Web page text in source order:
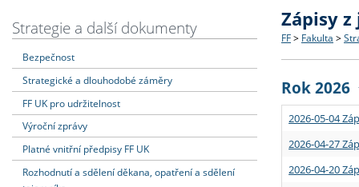
Dozvědět se více
Struktura
Strategie
Podpora
Podat přihlášku
Co
Učitelské
Dozvědět se více
Rigorózní
Dozvědět se více
O vědě a
Granty a
Dozvědět se více
Aktuální
Strategie a další dokumenty
Bezpečnost
Strategické a dlouhodobé záměry
FF UK pro udržitelnost
Výroční zprávy
Platné vnitřní předpisy FF UK
Rozhodnutí a sdělení děkana, opatření a sdělení
Zápisy
FF > Fakulta >
Rok 2026
2026-05-04
2026-04-27
2026-04-20